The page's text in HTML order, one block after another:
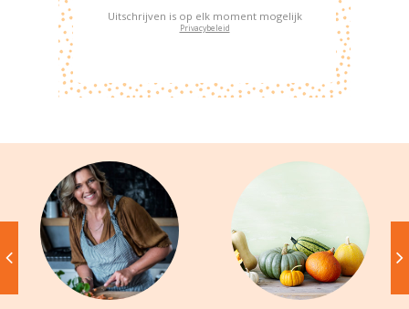
Uitschrijven is op elk moment mogelijk
Privacybeleid